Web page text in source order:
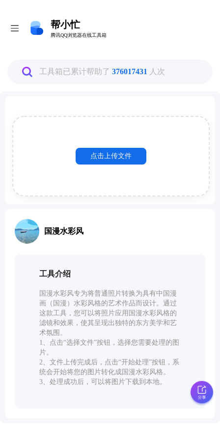
帮小忙
腾讯QQ浏览器在线工具箱
帮小忙
腾讯QQ浏览器在线工具箱
全部
教育工具
开发工具
视频工具
工具箱已累计帮助了 376017431 人次
点击上传文件
国漫水彩风
工具介绍
国漫水彩风专为将普通照片转换为具有中国漫
画（国漫）水彩风格的艺术作品而设计。通过
这款工具，您可以将照片应用国漫水彩风格的
滤镜和效果，使其呈现出独特的东方美学和艺
术氛围。
1、点击“选择文件”按钮，选择您需要处理的图
片。
2、文件上传完成后，点击“开始处理”按钮，系
统会开始将您的图片转化成国漫水彩风格。
3、处理成功后，可以将图片下载到本地。